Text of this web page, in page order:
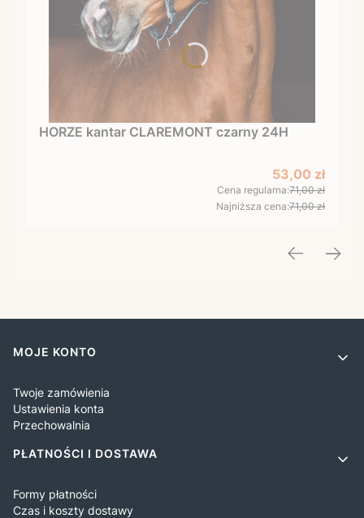
HORZE kantar CLAREMONT czarny 24H
Cena
53,00 zł
Cena regularna:71,00 zł
Najniższa cena:71,00 zł
Linki w stopce
MOJE KONTO
Twoje zamówienia
Ustawienia konta
Przechowalnia
PŁATNOŚCI I DOSTAWA
Formy płatności
Czas i koszty dostawy